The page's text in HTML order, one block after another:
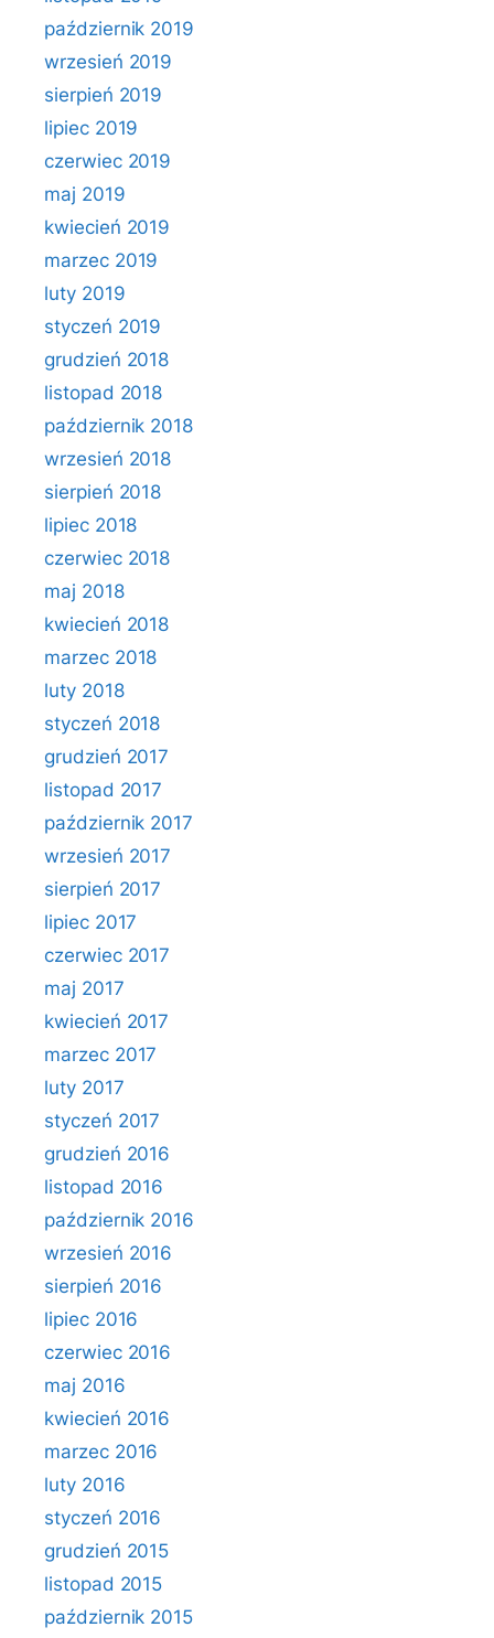
październik 2019
wrzesień 2019
sierpień 2019
lipiec 2019
czerwiec 2019
maj 2019
kwiecień 2019
marzec 2019
luty 2019
styczeń 2019
grudzień 2018
listopad 2018
październik 2018
wrzesień 2018
sierpień 2018
lipiec 2018
czerwiec 2018
maj 2018
kwiecień 2018
marzec 2018
luty 2018
styczeń 2018
grudzień 2017
listopad 2017
październik 2017
wrzesień 2017
sierpień 2017
lipiec 2017
czerwiec 2017
maj 2017
kwiecień 2017
marzec 2017
luty 2017
styczeń 2017
grudzień 2016
listopad 2016
październik 2016
wrzesień 2016
sierpień 2016
lipiec 2016
czerwiec 2016
maj 2016
kwiecień 2016
marzec 2016
luty 2016
styczeń 2016
grudzień 2015
listopad 2015
październik 2015